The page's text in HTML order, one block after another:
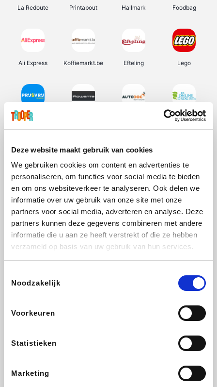
Deze website maakt gebruik van cookies
We gebruiken cookies om content en advertenties te
personaliseren, om functies voor social media te bieden
en om ons websiteverkeer te analyseren. Ook delen we
informatie over uw gebruik van onze site met onze
partners voor social media, adverteren en analyse. Deze
partners kunnen deze gegevens combineren met andere
informatie die u aan ze heeft verstrekt of die ze hebben
verzameld op basis van uw gebruik van hun services.
Noodzakelijk
Voorkeuren
Statistieken
Marketing
La Redoute Printabout Hallmark Foodbag
Ali Express Koffiemarkt.be Efteling Lego
Prijsvrij De Online Drogist
Vidaxl Lampenlicht.be Adidas Hotels.com
DectDirect
Brussels Airlines
ZEB Get Your Guide